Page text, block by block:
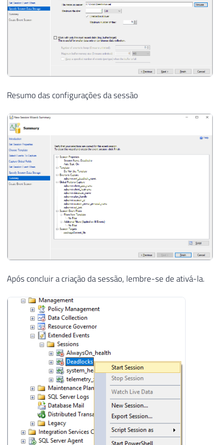
Resumo das configurações da sessão
Após concluir a criação da sessão, lembre-se de ativá-la.